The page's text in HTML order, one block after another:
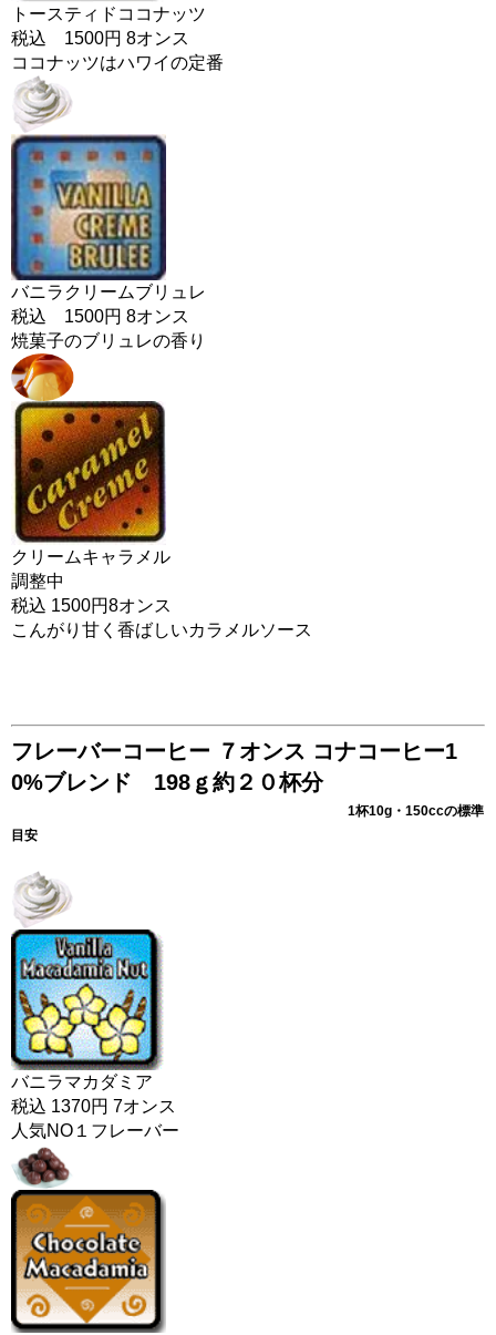
トースティドココナッツ
税込 1500円 8オンス
ココナッツはハワイの定番
バニラクリームブリュレ
税込 1500円 8オンス
焼菓子のブリュレの香り
クリームキャラメル
調整中
税込 1500円8オンス
こんがり甘く香ばしいカラメルソース
フレーバーコーヒー ７オンス コナコーヒー1
0%ブレンド 198ｇ約２０杯分
1杯10g・150ccの標準
目安
バニラマカダミア
税込 1370円 7オンス
人気NO１フレーバー